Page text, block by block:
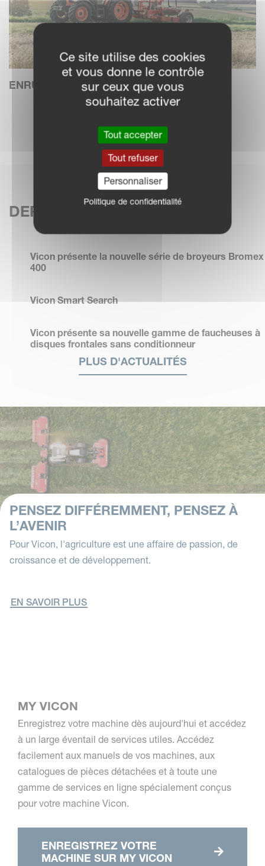
ENRUBANNEUSES
DERNIÈRES ACTUALITÉS
Vicon présente la nouvelle série de broyeurs Bromex
400
Vicon Smart Search
Vicon présente sa nouvelle gamme de faucheuses à
disques frontales sans conditionneur
PLUS D'ACTUALITÉS
PENSEZ DIFFÉREMMENT, PENSEZ À
L’AVENIR
Pour Vicon, l'agriculture est une affaire de passion, de
croissance et de développement.
EN SAVOIR PLUS
MY VICON
Enregistrez votre machine dès aujourd'hui et accédez
à un large éventail de services utiles. Accédez
facilement aux manuels de vos machines, aux
catalogues de pièces détachées et à toute une
gamme de services en ligne spécialement conçus
pour votre machine Vicon.
ENREGISTREZ VOTRE
MACHINE SUR MY VICON
Ce site utilise des cookies
et vous donne le contrôle
sur ceux que vous
souhaitez activer
Tout accepter
Tout refuser
Personnaliser
Politique de confidentialité